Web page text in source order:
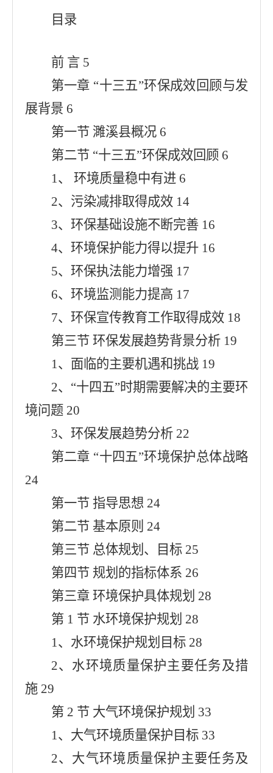
目录
前 言 5
第一章 “十三五”环保成效回顾与发
展背景 6
第一节 濉溪县概况 6
第二节 “十三五”环保成效回顾 6
1、 环境质量稳中有进 6
2、污染减排取得成效 14
3、环保基础设施不断完善 16
4、环境保护能力得以提升 16
5、环保执法能力增强 17
6、环境监测能力提高 17
7、环保宣传教育工作取得成效 18
第三节 环保发展趋势背景分析 19
1、面临的主要机遇和挑战 19
2、“十四五”时期需要解决的主要环
境问题 20
3、环保发展趋势分析 22
第二章 “十四五”环境保护总体战略
24
第一节 指导思想 24
第二节 基本原则 24
第三节 总体规划、目标 25
第四节 规划的指标体系 26
第三章 环境保护具体规划 28
第 1 节 水环境保护规划 28
1、水环境保护规划目标 28
2、水环境质量保护主要任务及措
施 29
第 2 节 大气环境保护规划 33
1、大气环境质量保护目标 33
2、大气环境质量保护主要任务及